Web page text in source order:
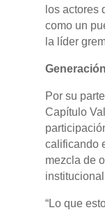
los actores
como un
la líder
Por su
Capítulo
calificando
mezcla de
“Lo que